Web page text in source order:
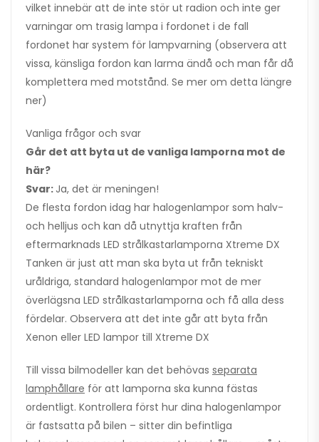
vilket innebär att de inte stör ut radion och inte ger
varningar om trasig lampa i fordonet i de fall
fordonet har system för lampvarning (observera att
vissa, känsliga fordon kan larma ändå och man får då
komplettera med motstånd. Se mer om detta längre
ner)
Vanliga frågor och svar
Går det att byta ut de vanliga lamporna mot de
här?
Svar: Ja, det är meningen!
De flesta fordon idag har halogenlampor som halv-
och helljus och kan då utnyttja kraften från
eftermarknads LED strålkastarlamporna Xtreme DX
Tanken är just att man ska byta ut från tekniskt
uråldriga, standard halogenlampor mot de mer
överlägsna LED strålkastarlamporna och få alla dess
fördelar. Observera att det inte går att byta från
Xenon eller LED lampor till Xtreme DX
Till vissa bilmodeller kan det behövas separata
lamphållare för att lamporna ska kunna fästas
ordentligt. Kontrollera först hur dina halogenlampor
är fastsatta på bilen – sitter din befintliga